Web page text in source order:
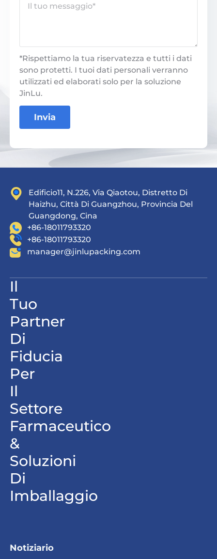
*Rispettiamo la tua riservatezza e tutti i dati
sono protetti. I tuoi dati personali verranno
utilizzati ed elaborati solo per la soluzione
JinLu.
Invia
Edificio11, N.226, Via Qiaotou, Distretto Di
Haizhu, Città Di Guangzhou, Provincia Del
Guangdong, Cina
+86-18011793320
+86-18011793320
manager@jinlupacking.com
Il
Tuo
Partner
Di
Fiducia
Per
Il
Settore
Farmaceutico
&
Soluzioni
Di
Imballaggio
Notiziario